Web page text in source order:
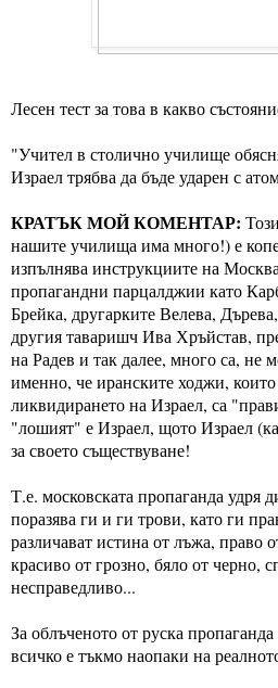
Лесен тест за това в какво
"Учител в столично училище
Израел трябва да бъде ударен с
КРАТЪК МОЙ КОМЕНТАР:
нашите училища има много!) е
изпълнява инструкциите на
пропагандни парцалджии като
Брейка, другарките Велева,
другия таваришч Ива Хръйстав,
на Радев и так далее, много са, не
именно, че иранските ходжи,
ликвидирането на Израел, са
"лошият" е Израел, щото Израел
за своето съществуване!
Т.е. московската пропаганда удря
поразява ги и ги трови, като ги
различават истина от лъжа, право
красиво от грозно, бяло от черно,
несправедливо...
За облъченото от руска
всичко е тъкмо наопаки на